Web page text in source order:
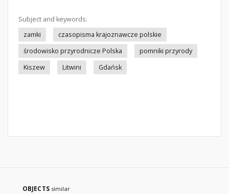
Subject and keywords:
zamki
czasopisma krajoznawcze polskie
środowisko przyrodnicze Polska
pomniki przyrody
Kiszew
Litwini Gdańsk
OBJECTS similar